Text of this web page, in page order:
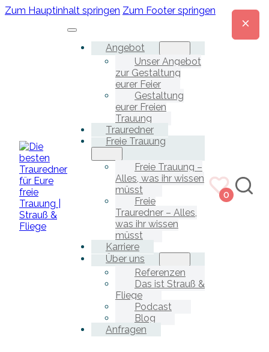
Zum Hauptinhalt springen Zum Footer springen
Angebot
Unser Angebot
zur Gestaltung
eurer Feier
Gestaltung
eurer Freien
Trauung
Trauredner
Freie Trauung
Freie Trauung –
Alles, was ihr wissen
müsst
Freie
Trauredner – Alles,
was ihr wissen
müsst
Karriere
Über uns
Referenzen
Das ist Strauß &
Fliege
Podcast
Blog
Anfragen
0